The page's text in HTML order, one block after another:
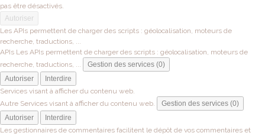
pas être désactivés.
Autoriser
Les APIs permettent de charger des scripts : géolocalisation, moteurs de
recherche, traductions, ...
APIs Les APIs permettent de charger des scripts : géolocalisation, moteurs de
recherche, traductions, ...
Gestion des services (0)
Autoriser
Interdire
Services visant à afficher du contenu web.
Autre Services visant à afficher du contenu web.
Gestion des services (0)
Autoriser
Interdire
Les gestionnaires de commentaires facilitent le dépôt de vos commentaires et